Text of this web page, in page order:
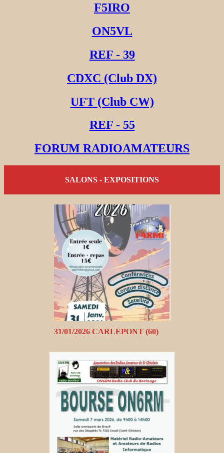
F5IRO
ON5VL
REF - 39
CDXC (Club DX)
UFT (Club CW)
REF - 55
FORUM RADIOAMATEURS
SALONS - EXPOSITIONS
31/01/2026 CARLEPONT (60)